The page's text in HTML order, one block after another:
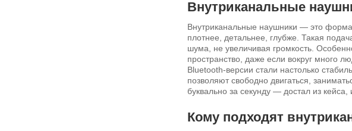
Внутриканальные
Внутриканальные наушники — это
плотнее, детальнее, глубже. Такая
шума, не увеличивая громкость.
пространство, даже если вокруг много
Bluetooth-версии стали настолько
позволяют свободно двигаться,
буквально за секунду — достал из кейса,
Кому подходят